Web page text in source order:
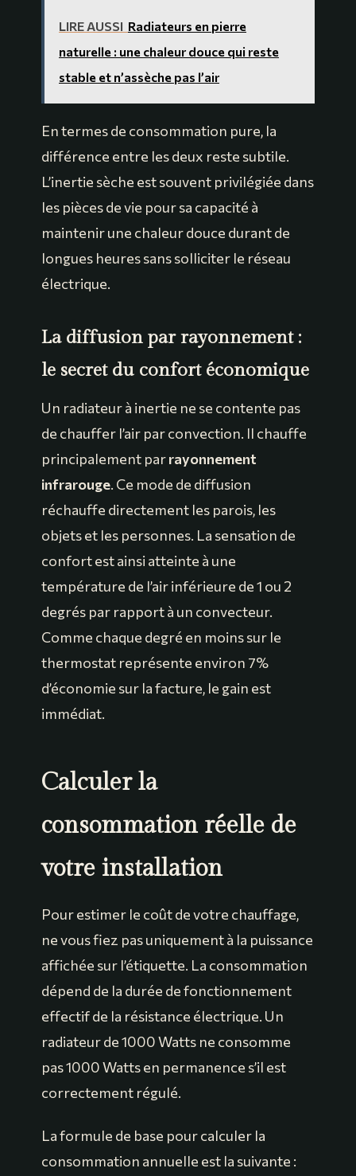
LIRE AUSSI Radiateurs en pierre
naturelle : une chaleur douce qui reste
stable et n’assèche pas l’air
En termes de consommation pure, la
différence entre les deux reste subtile.
L’inertie sèche est souvent privilégiée dans
les pièces de vie pour sa capacité à
maintenir une chaleur douce durant de
longues heures sans solliciter le réseau
électrique.
La diffusion par rayonnement :
le secret du confort économique
Un radiateur à inertie ne se contente pas
de chauffer l’air par convection. Il chauffe
principalement parrayonnement
infrarouge. Ce mode de diffusion
réchauffe directement les parois, les
objets et les personnes. La sensation de
confort est ainsi atteinte à une
température de l’air inférieure de 1 ou 2
degrés par rapport à un convecteur.
Comme chaque degré en moins sur le
thermostat représente environ 7%
d’économie sur la facture, le gain est
immédiat.
Calculer la
consommation réelle de
votre installation
Pour estimer le coût de votre chauffage,
ne vous fiez pas uniquement à la puissance
affichée sur l’étiquette. La consommation
dépend de la durée de fonctionnement
effectif de la résistance électrique. Un
radiateur de 1000 Watts ne consomme
pas 1000 Watts en permanence s’il est
correctement régulé.
La formule de base pour calculer la
consommation annuelle est la suivante :